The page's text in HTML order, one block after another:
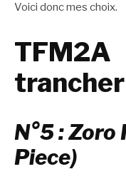
Voici donc mes choix.
TFM2A
N°5 : Zoro
Piece)